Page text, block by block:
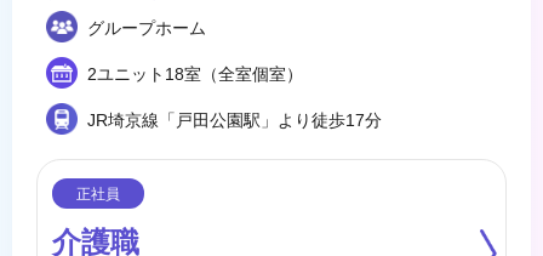
グループホーム
2ユニット18室（全室個室）
JR埼京線「戸田公園駅」より徒歩17分
介護職